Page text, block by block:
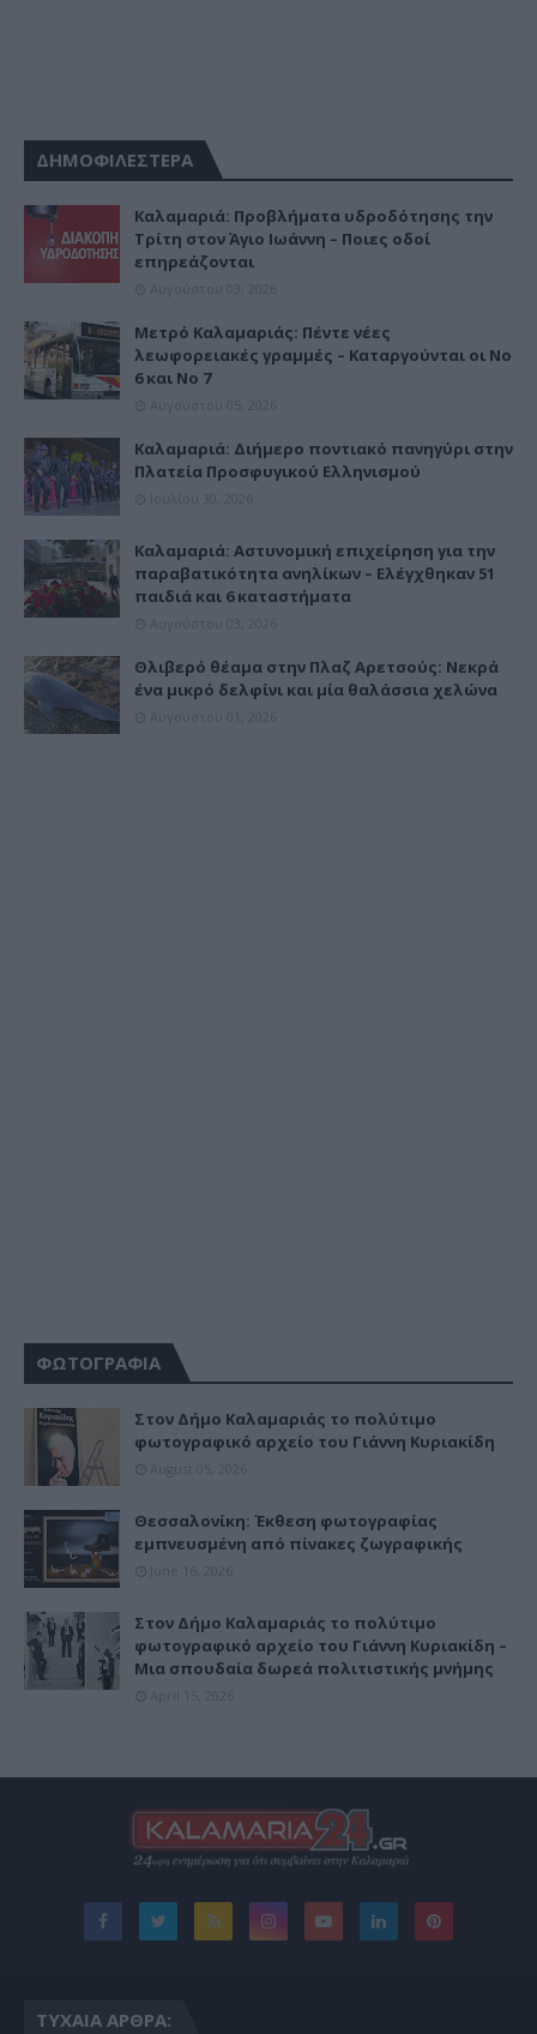
ΔΗΜΟΦΙΛΕΣΤΕΡΑ
Καλαμαριά: Προβλήματα υδροδότησης την
Τρίτη στον Άγιο Ιωάννη – Ποιες οδοί
επηρεάζονται
Μετρό Καλαμαριάς: Πέντε νέες
λεωφορειακές γραμμές – Καταργούνται οι Νο
6 και Νο 7
Καλαμαριά: Διήμερο ποντιακό πανηγύρι στην
Πλατεία Προσφυγικού Ελληνισμού
Καλαμαριά: Αστυνομική επιχείρηση για την
παραβατικότητα ανηλίκων – Ελέγχθηκαν 51
παιδιά και 6 καταστήματα
Θλιβερό θέαμα στην Πλαζ Αρετσούς: Νεκρά
ένα μικρό δελφίνι και μία θαλάσσια χελώνα
ΦΩΤΟΓΡΑΦΙΑ
Στον Δήμο Καλαμαριάς το πολύτιμο
φωτογραφικό αρχείο του Γιάννη Κυριακίδη
Θεσσαλονίκη: Έκθεση φωτογραφίας
εμπνευσμένη από πίνακες ζωγραφικής
Στον Δήμο Καλαμαριάς το πολύτιμο
φωτογραφικό αρχείο του Γιάννη Κυριακίδη –
Μια σπουδαία δωρεά πολιτιστικής μνήμης
ΤΥΧΑΊΑ ΆΡΘΡΑ: